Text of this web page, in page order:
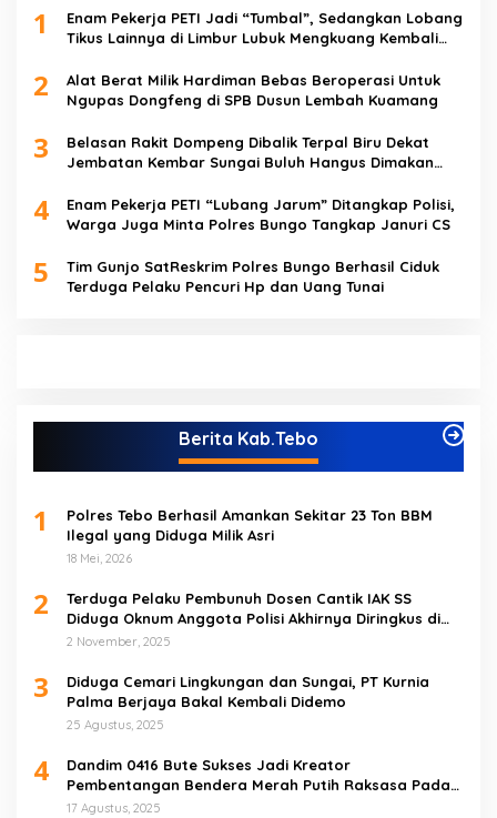
1
Enam Pekerja PETI Jadi “Tumbal”, Sedangkan Lobang
Tikus Lainnya di Limbur Lubuk Mengkuang Kembali
2
Alat Berat Milik Hardiman Bebas Beroperasi Untuk
Ngupas Dongfeng di SPB Dusun Lembah Kuamang
3
Belasan Rakit Dompeng Dibalik Terpal Biru Dekat
Jembatan Kembar Sungai Buluh Hangus Dimakan
4
Enam Pekerja PETI “Lubang Jarum” Ditangkap Polisi,
Warga Juga Minta Polres Bungo Tangkap Januri CS
5
Tim Gunjo SatReskrim Polres Bungo Berhasil Ciduk
Terduga Pelaku Pencuri Hp dan Uang Tunai
Berita Kab.Tebo
1
Polres Tebo Berhasil Amankan Sekitar 23 Ton BBM
Ilegal yang Diduga Milik Asri
18 Mei, 2026
2
Terduga Pelaku Pembunuh Dosen Cantik IAK SS
Diduga Oknum Anggota Polisi Akhirnya Diringkus di
Tebo Tengah
2 November, 2025
3
Diduga Cemari Lingkungan dan Sungai, PT Kurnia
Palma Berjaya Bakal Kembali Didemo
25 Agustus, 2025
4
Dandim 0416 Bute Sukses Jadi Kreator
Pembentangan Bendera Merah Putih Raksasa Pada
Peringatan HUT RI ke 80 di Tebo
17 Agustus, 2025